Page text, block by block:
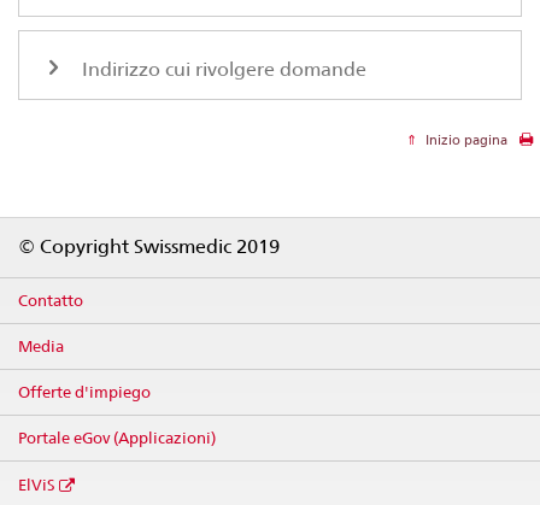
Indirizzo cui rivolgere domande
Inizio pagina
© Copyright Swissmedic 2019
Contatto
Media
Offerte d'impiego
Portale eGov (Applicazioni)
ElViS